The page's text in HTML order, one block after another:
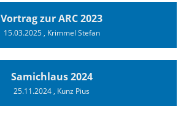
Vortrag zur ARC 2023
15.03.2025, Krimmel Stefan
Samichlaus 2024
25.11.2024, Kunz Pius